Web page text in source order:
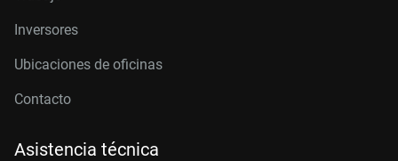
Inversores
Ubicaciones de oficinas
Contacto
Asistencia técnica